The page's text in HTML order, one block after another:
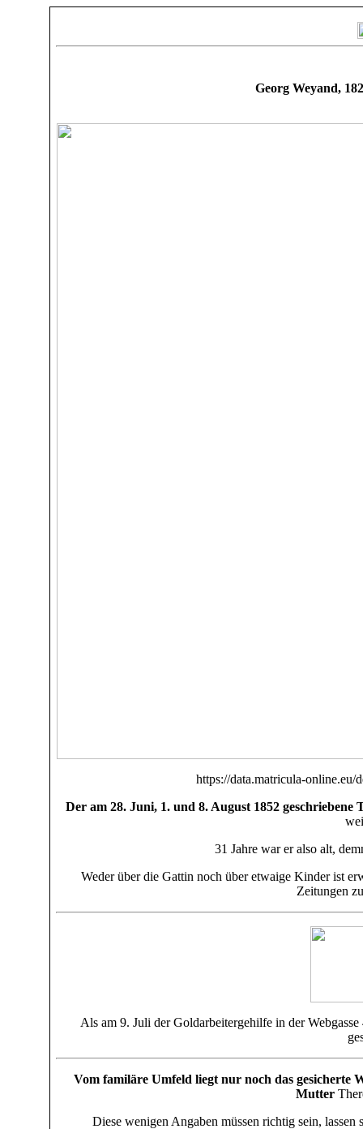
Georg Weyand,
https://data.matricula-online.eu/
Der am 28. Juni, 1. und 8. August 1852
31 Jahre war er also alt,
Weder über die Gattin noch über etwaige Kinder ist
Zeitungen
Als am 9. Juli der Goldarbeitergehilfe in der
Vom familäre Umfeld liegt nur noch das gesicherte
Mutter
Diese wenigen Angaben müssen richtig sein,